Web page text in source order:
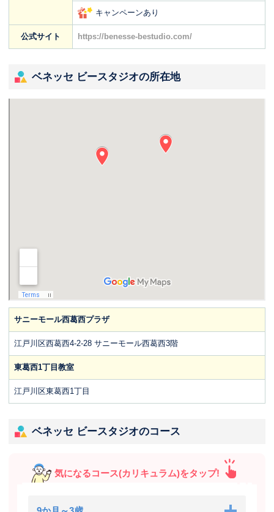
キャンペーンあり
公式サイト https://benesse-bestudio.com/
ベネッセ ビースタジオの所在地
サニーモール西葛西プラザ
江戸川区西葛西4-2-28 サニーモール西葛西3階
東葛西1丁目教室
江戸川区東葛西1丁目
ベネッセ ビースタジオのコース
気になるコース(カリキュラム)をタップ!